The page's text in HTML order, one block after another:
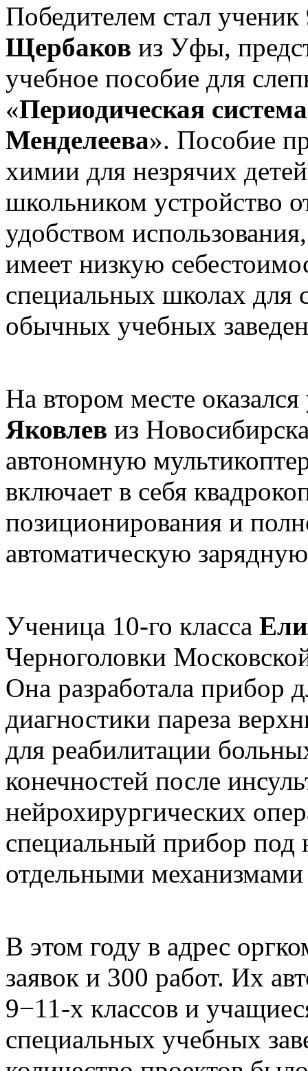
Победителем стал ученик
Щербаков из Уфы,
учебное пособие для
«Периодическая
Менделеева». Пособие
химии для незрячих
школьником устройство
удобством
имеет низкую
специальных школах для
обычных учебных
На втором месте
Яковлев из
автономную
включает в себя
позиционирования и
автоматическую
Ученица 10-го класса
Черноголовки
Она разработала прибор
диагностики пареза
для реабилитации
конечностей после
нейрохирургических
специальный прибор под
отдельными механизмами
В этом году в адрес
заявок и 300 работ. Их
9−11-х классов и
специальных учебных